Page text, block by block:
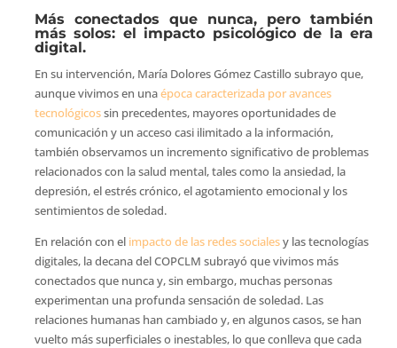
Más conectados que nunca, pero también
más solos: el impacto psicológico de la era
digital.
En su intervención, María Dolores Gómez Castillo subrayo que,
aunque vivimos en unaépoca caracterizada por avances
tecnológicossin precedentes, mayores oportunidades de
comunicación y un acceso casi ilimitado a la información,
también observamos un incremento significativo de problemas
relacionados con la salud mental, tales como la ansiedad, la
depresión, el estrés crónico, el agotamiento emocional y los
sentimientos de soledad.
En relación con el impacto de las redes socialesy las tecnologías
digitales, la decana del COPCLM subrayó que vivimos más
conectados que nunca y, sin embargo, muchas personas
experimentan una profunda sensación de soledad. Las
relaciones humanas han cambiado y, en algunos casos, se han
vuelto más superficiales o inestables, lo que conlleva que cada